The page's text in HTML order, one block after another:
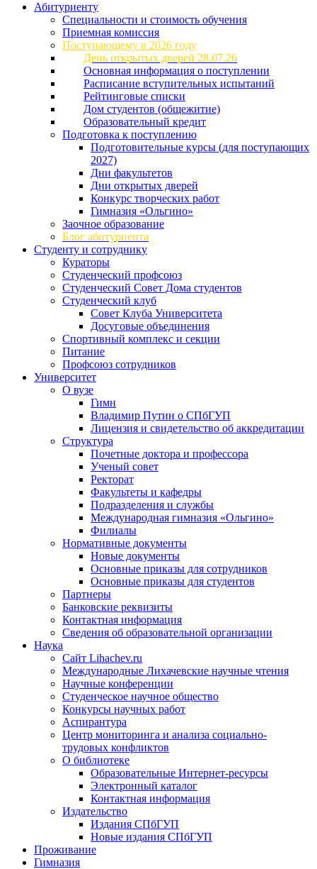
Абитуриенту
Специальности и стоимость обучения
Приемная комиссия
Поступающему в 2026 году
День открытых дверей 28.07.26
Основная информация о поступлении
Расписание вступительных испытаний
Рейтинговые списки
Дом студентов (общежитие)
Образовательный кредит
Подготовка к поступлению
Подготовительные курсы (для поступающих
2027)
Дни факультетов
Дни открытых дверей
Конкурс творческих работ
Гимназия «Ольгино»
Заочное образование
Блог абитуриента
Студенту и сотруднику
Кураторы
Студенческий профсоюз
Студенческий Совет Дома студентов
Студенческий клуб
Совет Клуба Университета
Досуговые объединения
Спортивный комплекс и секции
Питание
Профсоюз сотрудников
Университет
О вузе
Гимн
Владимир Путин о СПбГУП
Лицензия и свидетельство об аккредитации
Структура
Почетные доктора и профессора
Ученый совет
Ректорат
Факультеты и кафедры
Подразделения и службы
Международная гимназия «Ольгино»
Филиалы
Нормативные документы
Новые документы
Основные приказы для сотрудников
Основные приказы для студентов
Партнеры
Банковские реквизиты
Контактная информация
Сведения об образовательной организации
Наука
Сайт Lihachev.ru
Международные Лихачевские научные чтения
Научные конференции
Студенческое научное общество
Конкурсы научных работ
Аспирантура
Центр мониторинга и анализа социально-
трудовых конфликтов
О библиотеке
Образовательные Интернет-ресурсы
Электронный каталог
Контактная информация
Издательство
Издания СПбГУП
Новые издания СПбГУП
Проживание
Гимназия